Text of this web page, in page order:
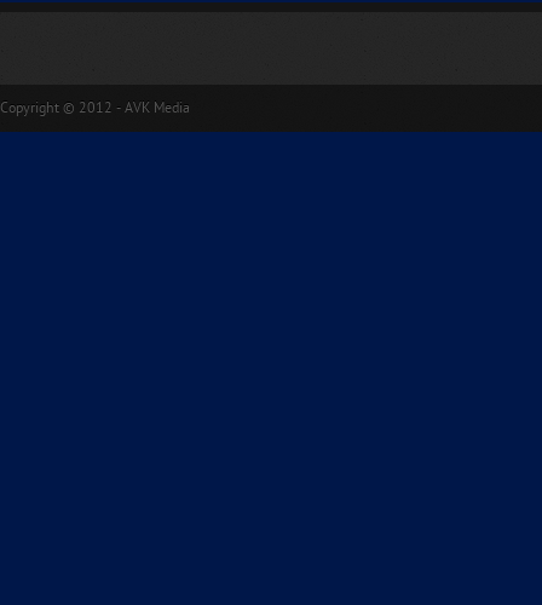
Copyright © 2012 - AVK Media